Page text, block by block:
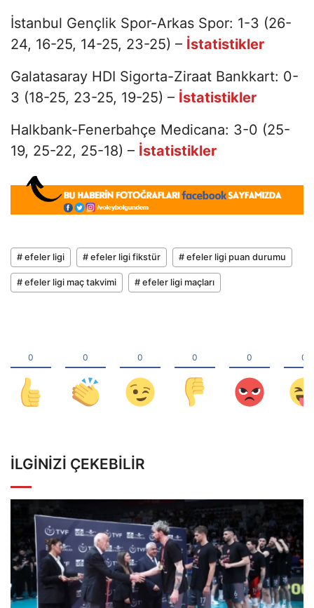
İstanbul Gençlik Spor-Arkas Spor: 1-3 (26-
24, 16-25, 14-25, 23-25) – İstatistikler
Galatasaray HDI Sigorta-Ziraat Bankkart: 0-
3 (18-25, 23-25, 19-25) – İstatistikler
Halkbank-Fenerbahçe Medicana: 3-0 (25-
19, 25-22, 25-18) – İstatistikler
# efeler ligi # efeler ligi fikstür # efeler ligi puan durumu
# efeler ligi maç takvimi # efeler ligi maçları
İLGINIZI ÇEKEBILIR